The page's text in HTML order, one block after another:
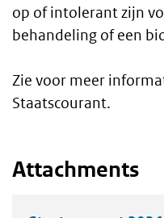
op of intolerant zijn
behandeling of een
Zie voor meer
Staatscourant.
Attachments